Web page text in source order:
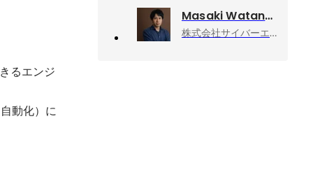
るエンジ
動化）に
Masaki Watanabe
株式会社サイバーエージェント, 新R25編集長